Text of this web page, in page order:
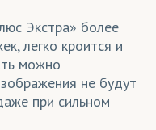
Экстра» более
легко кроится и
можно
не будут
при сильном